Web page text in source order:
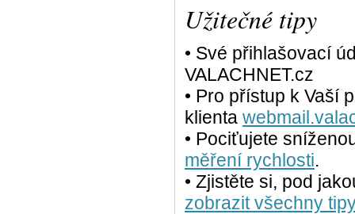
Užitečné tipy
• Své přihlašovací
VALACHNET.cz
• Pro přístup k Vaší
klienta
• Pociťujete
měření rychlosti.
• Zjistěte si, pod
zobrazit všechny